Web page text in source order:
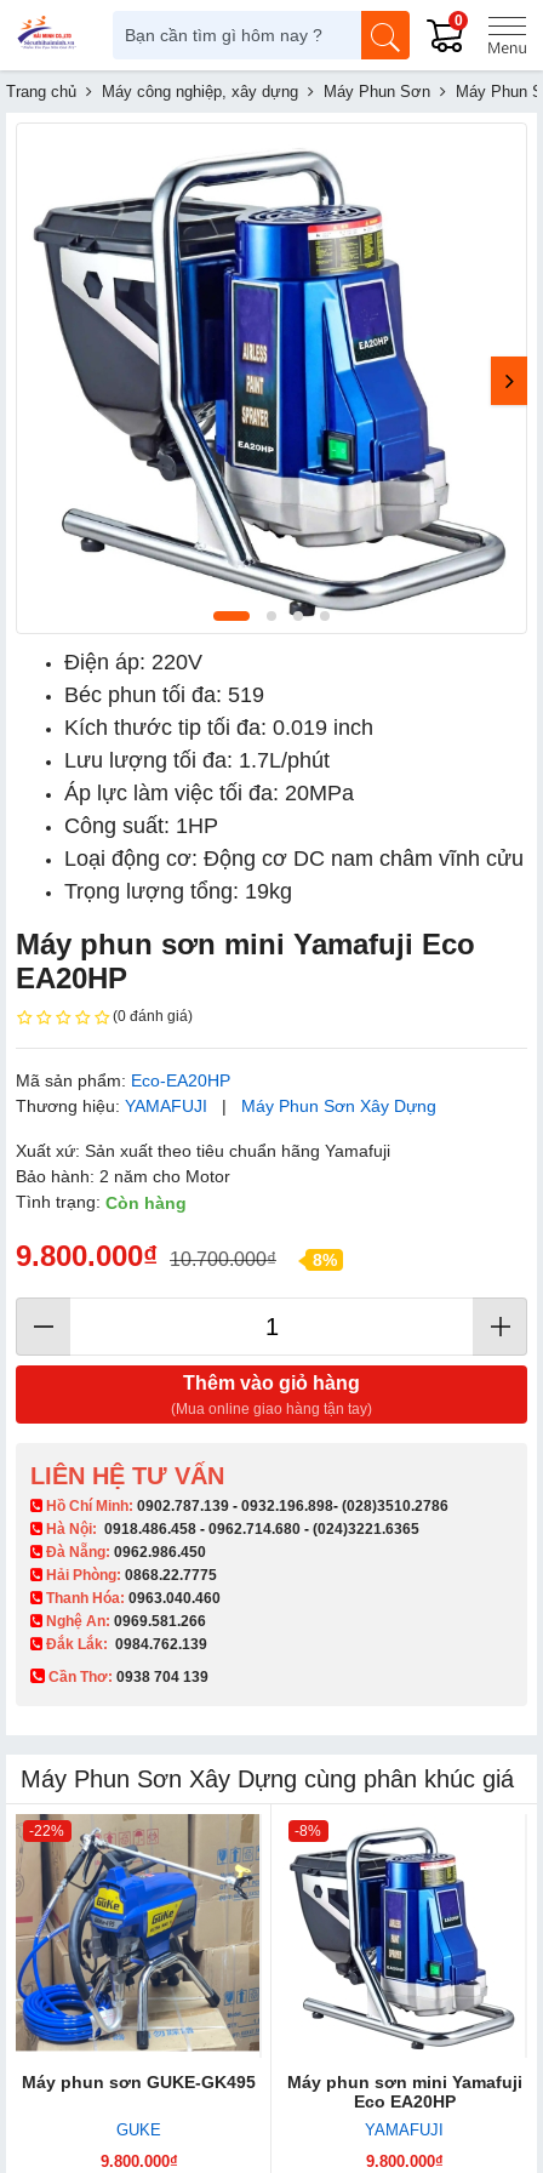
0
Trang chủ Máy công nghiệp, xây dựng Máy Phun Sơn Máy Phun
Điện áp: 220V
Béc phun tối đa: 519
Kích thước tip tối đa: 0.019 inch
Lưu lượng tối đa: 1.7L/phút
Áp lực làm việc tối đa: 20MPa
Công suất: 1HP
Loại động cơ: Động cơ DC nam châm vĩnh cửu
Trọng lượng tổng: 19kg
Máy phun sơn mini Yamafuji Eco
EA20HP
(0 đánh giá)
Mã sản phẩm: Eco-EA20HP
Thương hiệu: YAMAFUJI | Máy Phun Sơn Xây Dựng
Xuất xứ: Sản xuất theo tiêu chuẩn hãng Yamafuji
Bảo hành: 2 năm cho Motor
Tình trạng: Còn hàng
9.800.000₫ 10.700.000₫ 8%
Thêm vào giỏ hàng
(Mua online giao hàng tận tay)
LIÊN HỆ TƯ VẤN
​ Hồ Chí Minh: 0902.787.139 - 0932.196.898- (028)3510.2786
Hà Nội: 0918.486.458 - 0962.714.680 - (024)3221.6365
Đà Nẵng: 0962.986.450
Hải Phòng: 0868.22.7775
Thanh Hóa: 0963.040.460
Nghệ An: 0969.581.266
Đắk Lắk: 0984.762.139
Cần Thơ: 0938 704 139​
Máy Phun Sơn Xây Dựng cùng phân khúc giá
-22%
Máy phun sơn GUKE-GK495
GUKE
9.800.000₫
-8%
Máy phun sơn mini Yamafuji
Eco EA20HP
YAMAFUJI
9.800.000₫